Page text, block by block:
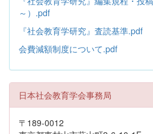
～）.pdf
『社会教育学研究』査読基準.pdf
会費減額制度について.pdf
日本社会教育学会事務局
〒189-0012